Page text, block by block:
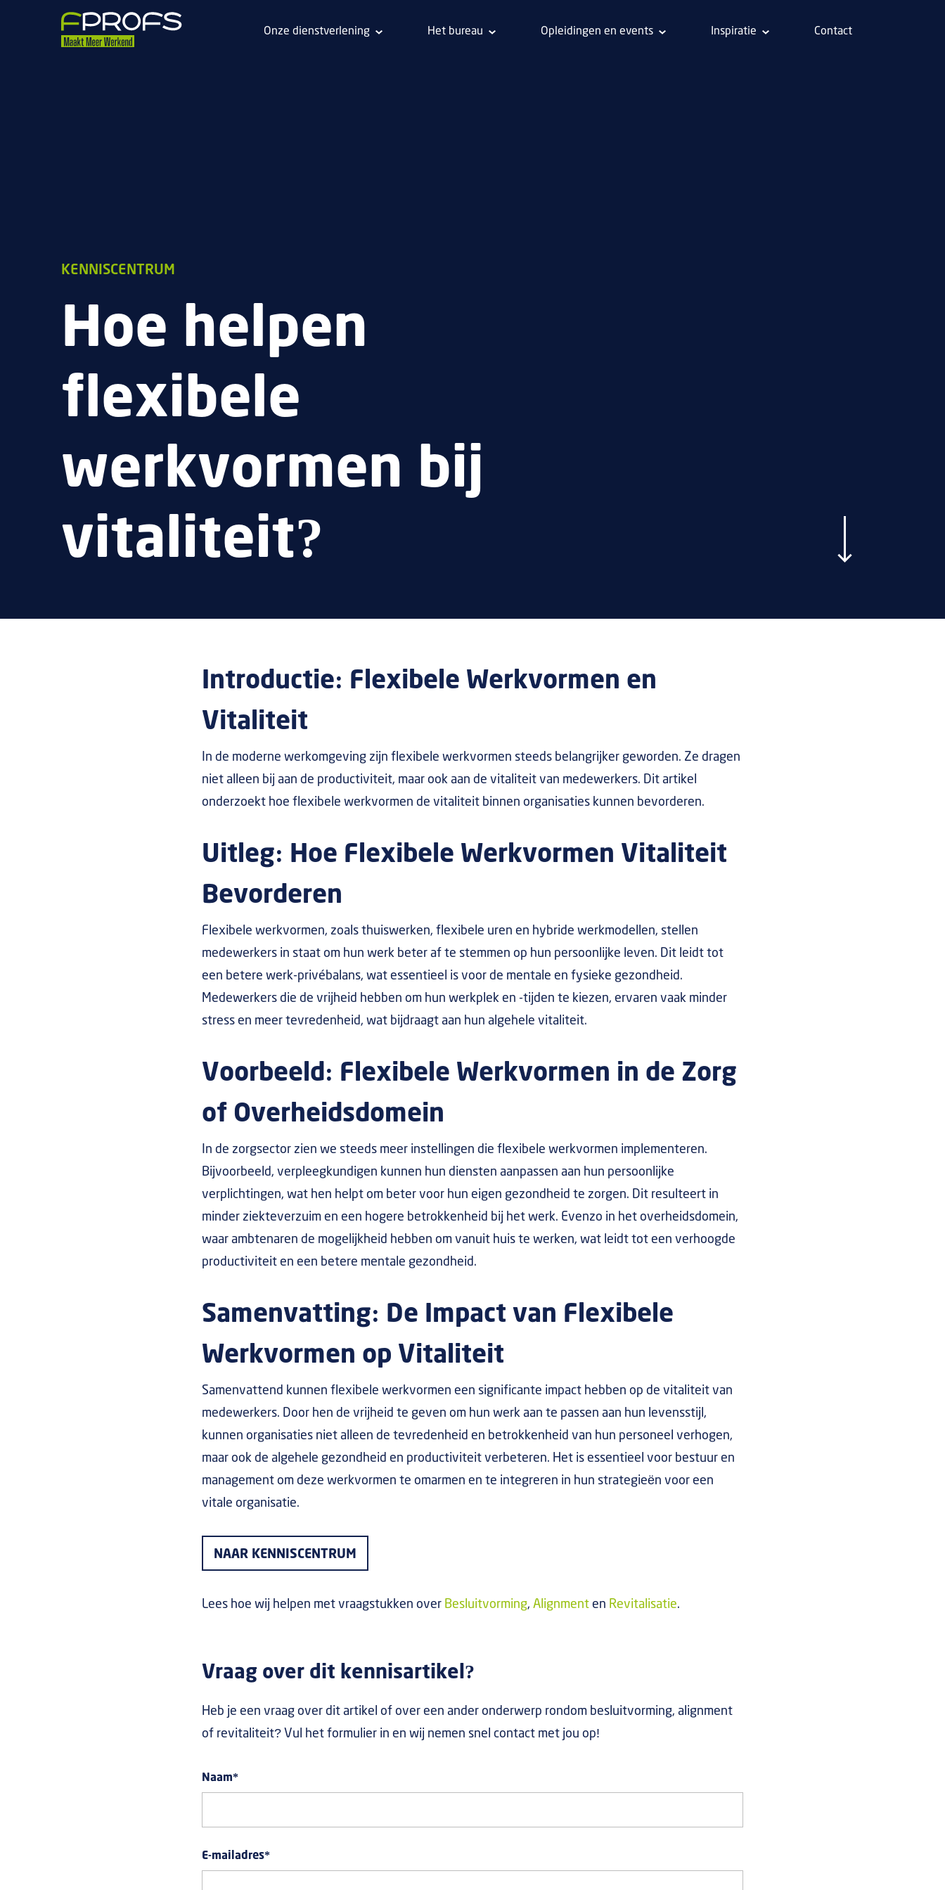
Onze dienstverlening Het bureau Opleidingen en events Inspiratie Contact
KENNISCENTRUM
Hoe helpen
flexibele
werkvormen bij
vitaliteit?
Introductie: Flexibele Werkvormen en
Vitaliteit
In de moderne werkomgeving zijn flexibele werkvormen steeds belangrijker geworden. Ze dragen
niet alleen bij aan de productiviteit, maar ook aan de vitaliteit van medewerkers. Dit artikel
onderzoekt hoe flexibele werkvormen de vitaliteit binnen organisaties kunnen bevorderen.
Uitleg: Hoe Flexibele Werkvormen Vitaliteit
Bevorderen
Flexibele werkvormen, zoals thuiswerken, flexibele uren en hybride werkmodellen, stellen
medewerkers in staat om hun werk beter af te stemmen op hun persoonlijke leven. Dit leidt tot
een betere werk-privébalans, wat essentieel is voor de mentale en fysieke gezondheid.
Medewerkers die de vrijheid hebben om hun werkplek en -tijden te kiezen, ervaren vaak minder
stress en meer tevredenheid, wat bijdraagt aan hun algehele vitaliteit.
Voorbeeld: Flexibele Werkvormen in de Zorg
of Overheidsdomein
In de zorgsector zien we steeds meer instellingen die flexibele werkvormen implementeren.
Bijvoorbeeld, verpleegkundigen kunnen hun diensten aanpassen aan hun persoonlijke
verplichtingen, wat hen helpt om beter voor hun eigen gezondheid te zorgen. Dit resulteert in
minder ziekteverzuim en een hogere betrokkenheid bij het werk. Evenzo in het overheidsdomein,
waar ambtenaren de mogelijkheid hebben om vanuit huis te werken, wat leidt tot een verhoogde
productiviteit en een betere mentale gezondheid.
Samenvatting: De Impact van Flexibele
Werkvormen op Vitaliteit
Samenvattend kunnen flexibele werkvormen een significante impact hebben op de vitaliteit van
medewerkers. Door hen de vrijheid te geven om hun werk aan te passen aan hun levensstijl,
kunnen organisaties niet alleen de tevredenheid en betrokkenheid van hun personeel verhogen,
maar ook de algehele gezondheid en productiviteit verbeteren. Het is essentieel voor bestuur en
management om deze werkvormen te omarmen en te integreren in hun strategieën voor een
vitale organisatie.
NAAR KENNISCENTRUM
Lees hoe wij helpen met vraagstukken over Besluitvorming, Alignment en Revitalisatie.
Vraag over dit kennisartikel?
Heb je een vraag over dit artikel of over een ander onderwerp rondom besluitvorming, alignment
of revitaliteit? Vul het formulier in en wij nemen snel contact met jou op!
Naam*
E-mailadres*